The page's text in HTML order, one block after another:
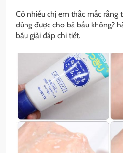
Có nhiều chị em thắc mắc rằng
dùng được cho bà bầu không?
bầu giải đáp chi tiết.